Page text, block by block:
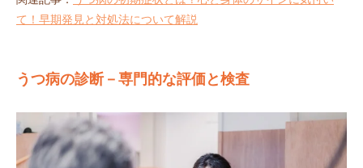
て！早期発見と対処法について解説
うつ病の診断－専門的な評価と検査